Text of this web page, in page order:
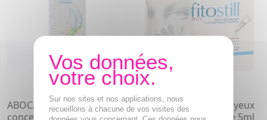
ABOCA Fitonasal - Spray
concentré 30ml
ABOCA Fitostill - plus yeux
irrités x10 unidose de 5ml
Sur nos sites et nos applications, nous
recueillons à chacune de vos visites des